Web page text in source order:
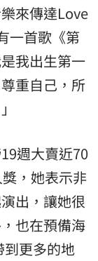
來傳達Love
一首歌《第
我出生第一
重自己，所
週大賣近70
，她表示非
出，讓她很
也在預備海
到更多的地